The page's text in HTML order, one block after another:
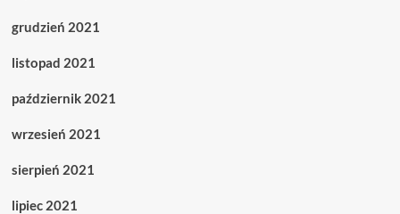
grudzień 2021
listopad 2021
październik 2021
wrzesień 2021
sierpień 2021
lipiec 2021